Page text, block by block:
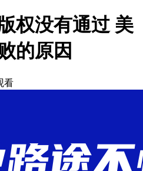
权没有通过 美
的原因
看